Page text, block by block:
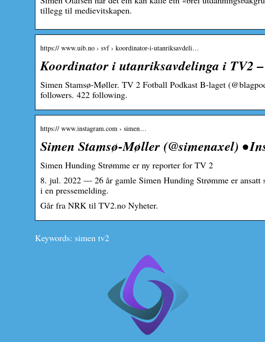
tillegg til medievitskapen.
https:// www.uib.no › svf › koordinator-i-utanriksavdeli…
Koordinator i utanriksavdelinga i TV2
Simen Stamsø-Møller. TV 2 Fotball Podkast B-laget
followers. 422 following.
https:// www.instagram.com › simen…
Simen Stamsø-Møller (@simenaxel) •
Simen Hunding Strømme er ny reporter for TV 2
8. jul. 2022 — 26 år gamle Simen Hunding Strømme er
i en pressemelding.
Går fra NRK til TV2.no Nyheter.
Keywords: simen tv2